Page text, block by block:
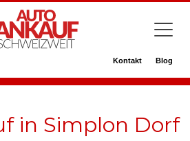
Kontakt Blog
in Simplon Dorf